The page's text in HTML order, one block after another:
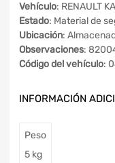
Vehículo: RENAULT
Estado: Material de
Ubicación:
Observaciones:
Código del vehículo:
INFORMACIÓN
Peso
5 kg